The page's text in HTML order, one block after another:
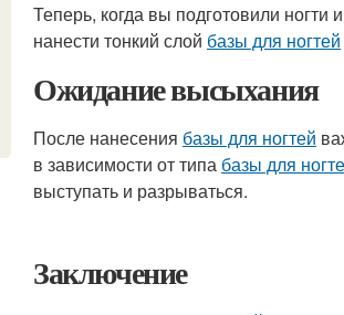
Теперь, когда вы подготовили ногти
нанести тонкий слой базы для ногтей
Ожидание высыхания
После нанесения базы для ногтей
в зависимости от типа базы для
выступать и разрываться.
Заключение